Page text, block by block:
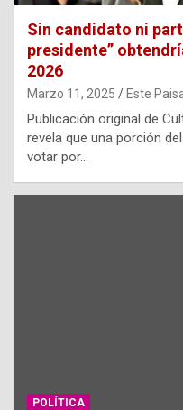
Sin candidato ni
presidente”
2026
Marzo 11, 2025 Este
Publicación original de
revela que una porción
votar por…
POLÍTICA